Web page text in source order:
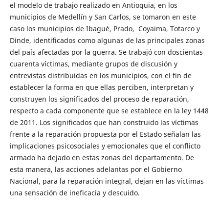
el modelo de trabajo realizado en Antioquia, en los
municipios de Medellín y San Carlos, se tomaron en este
caso los municipios de Ibagué, Prado, Coyaima, Totarco y
Dinde, identificados como algunas de las principales zonas
del país afectadas por la guerra. Se trabajó con doscientas
cuarenta víctimas, mediante grupos de discusión y
entrevistas distribuidas en los municipios, con el fin de
establecer la forma en que ellas perciben, interpretan y
construyen los significados del proceso de reparación,
respecto a cada componente que se establece en la ley 1448
de 2011. Los significados que han construido las víctimas
frente a la reparación propuesta por el Estado señalan las
implicaciones psicosociales y emocionales que el conflicto
armado ha dejado en estas zonas del departamento. De
esta manera, las acciones adelantas por el Gobierno
Nacional, para la reparación integral, dejan en las víctimas
una sensación de ineficacia y descuido.